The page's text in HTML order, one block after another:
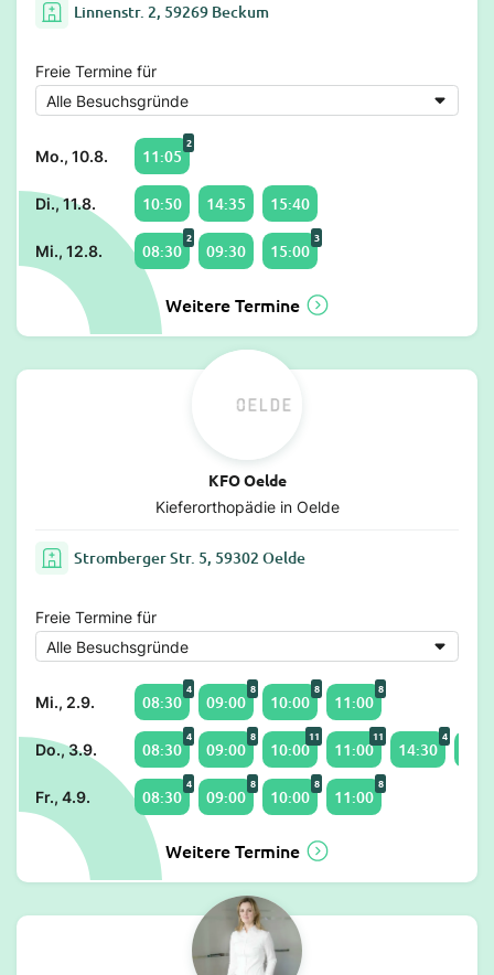
Linnenstr. 2, 59269 Beckum
Freie Termine für
Mo., 10.8. 11:05
2
Di., 11.8. 10:50 14:35 15:40
Mi., 12.8. 08:30
2
09:30 15:00
3
Weitere Termine
KFO Oelde
Kieferorthopädie in Oelde
Stromberger Str. 5, 59302 Oelde
Freie Termine für
Mi., 2.9. 08:30
4
09:00
8
10:00
8
11:00
8
Do., 3.9. 08:30
4
09:00
8
10:00
11
11:00
11
14:30
4
Fr., 4.9. 08:30
4
09:00
8
10:00
8
11:00
8
Weitere Termine